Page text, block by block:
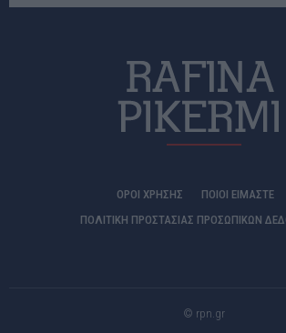
ΟΡΟΙ ΧΡΗΣΗΣ
ΠΟΙΟΊ ΕΊΜΑΣΤΕ
ΠΟΛΙΤΙΚΗ ΠΡΟΣΤΑΣΙΑΣ ΠΡΟΣΩΠΙΚΩΝ
© rpn.gr